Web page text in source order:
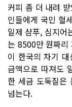
커피 좀 더 내려
인들에게 국민 혈
일제 샴푸, 심지어
는 8500만 원짜리
이 한국의 차기
금액으로 따져도
한 세금 도둑질은
넘는다.